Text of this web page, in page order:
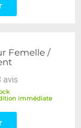
Femelle /
avis
immédiate